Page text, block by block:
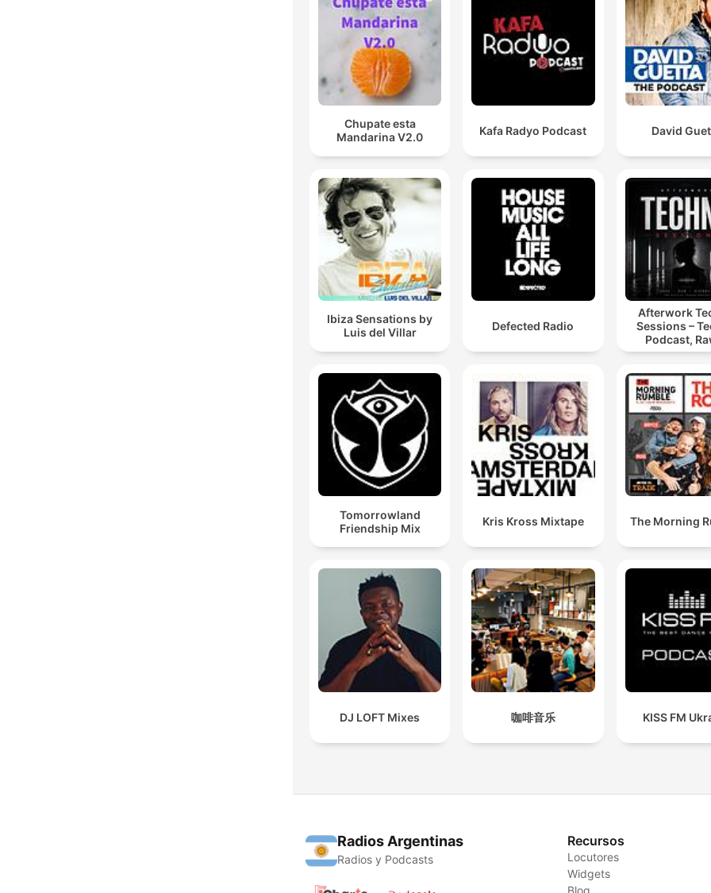
Chupate esta
Mandarina V2.0
Kafa Radyo Podcast David
Ibiza Sensations by
Luis del Villar
Defected Radio
Afterwork
Sessions –
Podcast,
Hypnotic
Tomorrowland
Friendship Mix
Kris Kross Mixtape The Morning
DJ LOFT Mixes 咖啡音乐 KISS FM
Radios Argentinas
Radios y Podcasts
Recursos
Locutores
Widgets
Blog